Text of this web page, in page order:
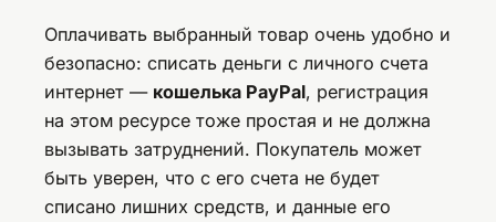
Оплачивать выбранный товар очень удобно и
безопасно: списать деньги с личного счета
интернет — кошелька PayPal, регистрация
на этом ресурсе тоже простая и не должна
вызывать затруднений. Покупатель может
быть уверен, что с его счета не будет
списано лишних средств, и данные его